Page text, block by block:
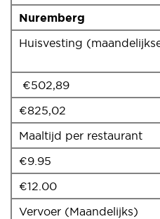
Nuremberg
Huisvesting
€502,89
€825,02
Maaltijd per restaurant
€9.95
€12.00
Vervoer (Maandelijks)